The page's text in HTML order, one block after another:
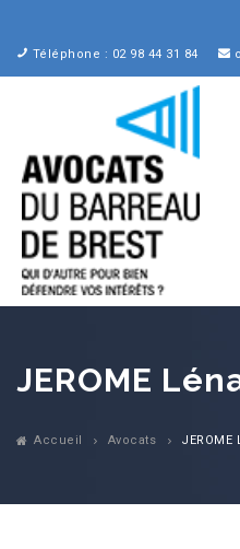
Téléphone : 02 98 44 31 84
JEROME
Accueil Avocats JEROME